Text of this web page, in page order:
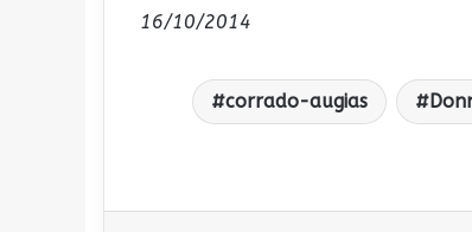
16/10/2014
corrado-augias